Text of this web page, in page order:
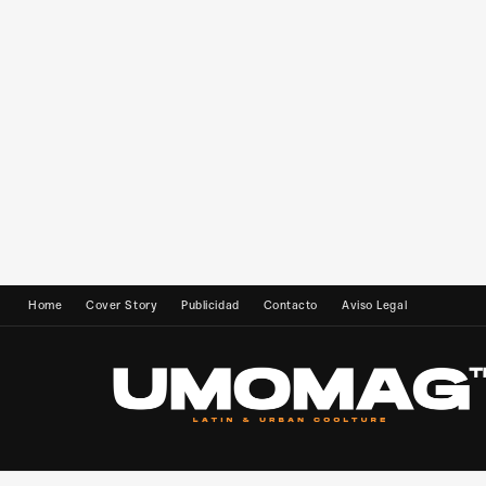
Home Cover Story Publicidad Contacto Aviso Legal